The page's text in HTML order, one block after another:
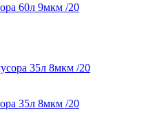
60л 9мкм /20
35л 8мкм /20